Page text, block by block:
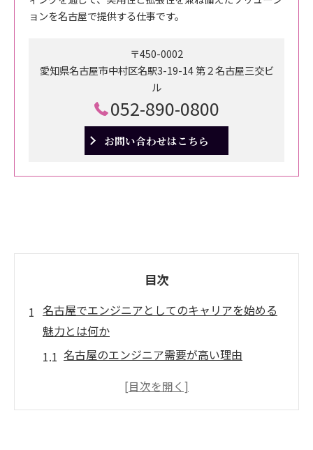
ョンを名古屋で提供する仕事です。
〒450-0002
愛知県名古屋市中村区名駅3-19-14 第２名古屋三交ビ
ル
052-890-0800
お問い合わせはこちら
目次
名古屋でエンジニアとしてのキャリアを始める
魅力とは何か
名古屋のエンジニア需要が高い理由
地域特有の技術力を活かす方法